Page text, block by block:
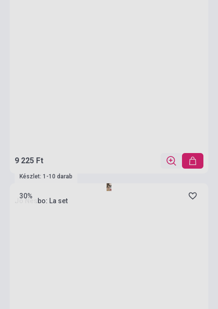
9 225 Ft
30%
Készlet: 1-10 darab
Jo Nesbo: La set